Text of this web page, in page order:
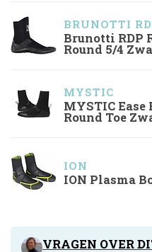
BRUNOTTI
Brunotti RDP
Round 5/4
MYSTIC
MYSTIC Ease
Round Toe
ION
ION Plasma
VRAGEN OVER